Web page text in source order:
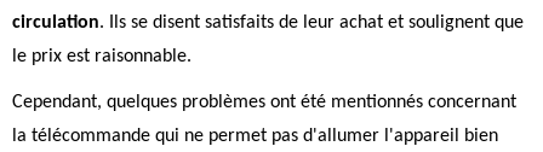
circulation. Ils se disent satisfaits de leur achat et soulignent que
le prix est raisonnable.
Cependant, quelques problèmes ont été mentionnés concernant
la télécommande qui ne permet pas d'allumer l'appareil bien